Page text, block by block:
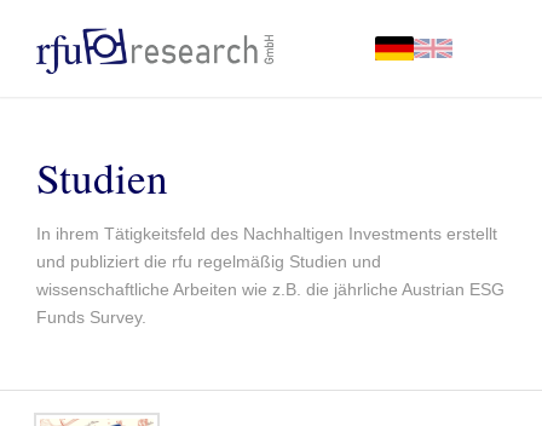
Studien
In ihrem Tätigkeitsfeld des Nachhaltigen Investments erstellt
und publiziert die rfu regelmäßig Studien und
wissenschaftliche Arbeiten wie z.B. die jährliche Austrian ESG
Funds Survey.